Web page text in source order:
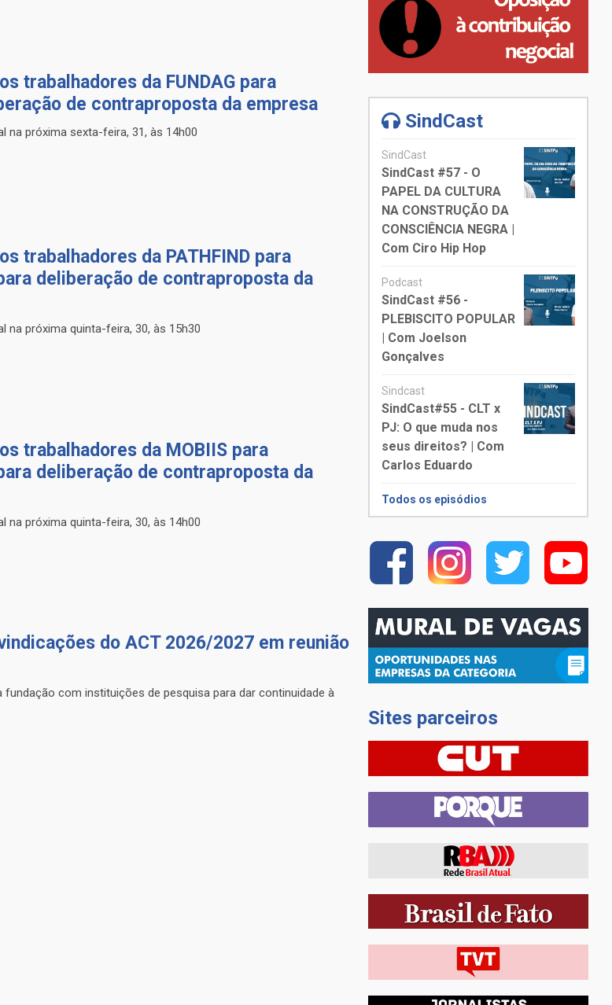
trabalhadores da FUNDAG para
de contraproposta da empresa
na próxima sexta-feira, 31, às 14h00
trabalhadores da PATHFIND para
deliberação de contraproposta da
na próxima quinta-feira, 30, às 15h30
trabalhadores da MOBIIS para
deliberação de contraproposta da
na próxima quinta-feira, 30, às 14h00
do ACT 2026/2027 em reunião
fundação com instituições de pesquisa para dar continuidade à
SindCast
SindCast
SindCast #57 - O
PAPEL DA CULTURA
NA CONSTRUÇÃO DA
CONSCIÊNCIA NEGRA |
Com Ciro Hip Hop
Podcast
SindCast #56 -
PLEBISCITO POPULAR
| Com Joelson
Gonçalves
Sindcast
SindCast#55 - CLT x
PJ: O que muda nos
seus direitos? | Com
Carlos Eduardo
Todos os episódios
Sites parceiros